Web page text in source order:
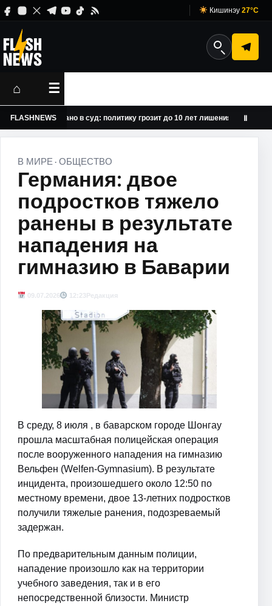
Кишинэу 27°C
⌂ ☰
FLASHNEWS
передано в суд: политику грозит до 10 лет лишения свободыⅡ
В МИРЕ · ОБЩЕСТВО
Германия: двое
подростков тяжело
ранены в результате
нападения на
гимназию в Баварии
09.07.2026 12:23Редакция
В среду, 8 июля , в баварском городе Шонгау
прошла масштабная полицейская операция
после вооруженного нападения на гимназию
Вельфен (Welfen-Gymnasium). В результате
инцидента, произошедшего около 12:50 по
местному времени, двое 13-летних подростков
получили тяжелые ранения, подозреваемый
задержан.
По предварительным данным полиции,
нападение произошло как на территории
учебного заведения, так и в его
непосредственной близости. Министр